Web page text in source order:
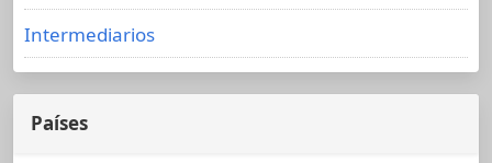
Intermediarios
Países